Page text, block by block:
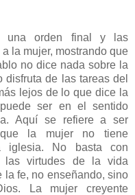
una orden final y las
la mujer, mostrando que
no dice nada sobre la
de las tareas del
lejos de lo que dice la
ser en el sentido
Aquí se refiere a ser
la mujer no tiene
iglesia. No basta con
las virtudes de la vida
la fe, no enseñando, sino
La mujer creyente